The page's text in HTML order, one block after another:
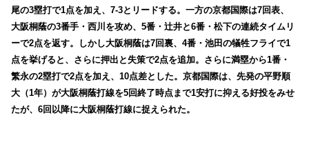
尾の3塁打で1点を加え、7-3とリードする。一方の京都国際は7回表、
大阪桐蔭の3番手・西川を攻め、5番・辻井と6番・松下の連続タイムリ
ーで2点を返す。しかし大阪桐蔭は7回裏、4番・池田の犠牲フライで1
点を挙げると、さらに押出と失策で2点を追加。さらに満塁から1番・
繁永の2塁打で2点を加え、10点差とした。京都国際は、先発の平野順
大（1年）が大阪桐蔭打線を5回終了時点まで1安打に抑える好投をみせ
たが、6回以降に大阪桐蔭打線に捉えられた。